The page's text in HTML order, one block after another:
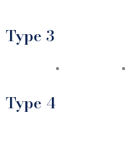
Type 3
Frozen
– Bánh
Type 4